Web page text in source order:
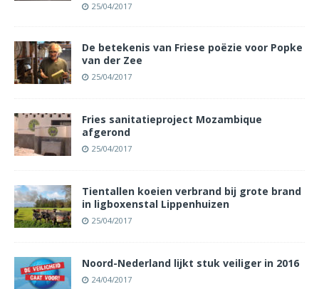
25/04/2017
De betekenis van Friese poëzie voor Popke
van der Zee
25/04/2017
Fries sanitatieproject Mozambique
afgerond
25/04/2017
Tientallen koeien verbrand bij grote brand
in ligboxenstal Lippenhuizen
25/04/2017
Noord-Nederland lijkt stuk veiliger in 2016
24/04/2017